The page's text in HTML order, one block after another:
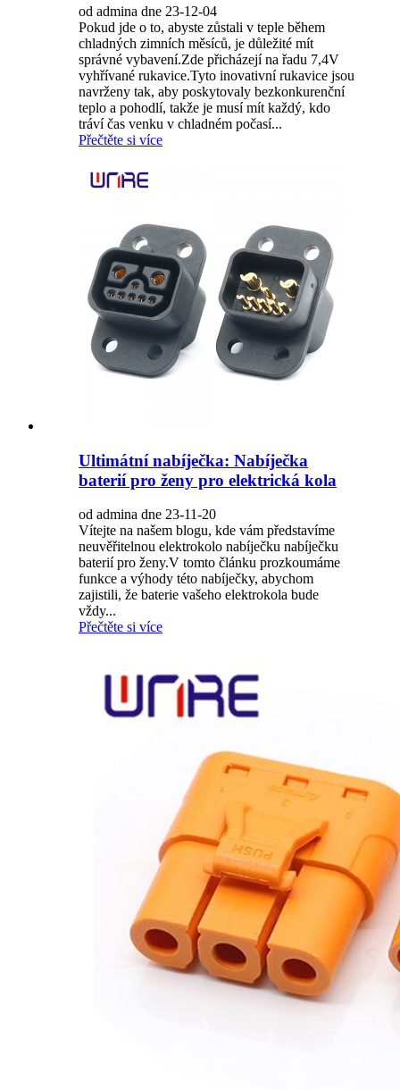
od admina dne 23-12-04
Pokud jde o to, abyste zůstali v teple během
chladných zimních měsíců, je důležité mít
správné vybavení.Zde přicházejí na řadu 7,4V
vyhřívané rukavice.Tyto inovativní rukavice jsou
navrženy tak, aby poskytovaly bezkonkurenční
teplo a pohodlí, takže je musí mít každý, kdo
tráví čas venku v chladném počasí...
Přečtěte si více
Ultimátní nabíječka: Nabíječka
baterií pro ženy pro elektrická kola
od admina dne 23-11-20
Vítejte na našem blogu, kde vám představíme
neuvěřitelnou elektrokolo nabíječku nabíječku
baterií pro ženy.V tomto článku prozkoumáme
funkce a výhody této nabíječky, abychom
zajistili, že baterie vašeho elektrokola bude
vždy...
Přečtěte si více